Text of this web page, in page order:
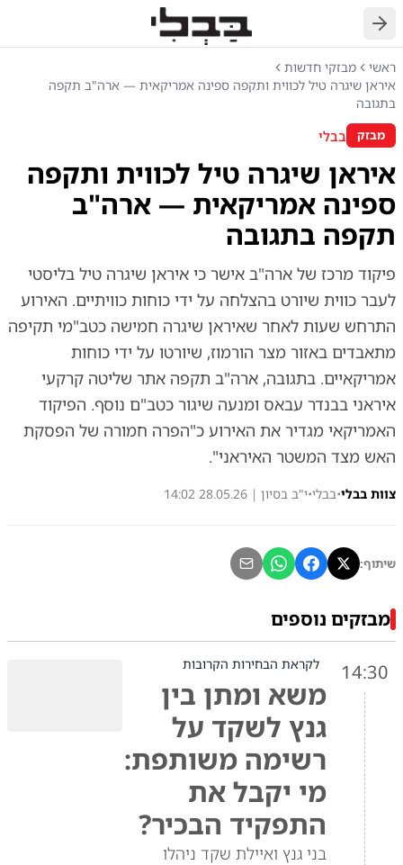
חזרה
ראשי
מבזקי חדשות
איראן שיגרה טיל לכווית ותקפה ספינה אמריקאית — ארה"ב תקפה
בתגובה
מבזק בבלי
איראן שיגרה טיל לכווית ותקפה
ספינה אמריקאית — ארה"ב
תקפה בתגובה
פיקוד מרכז של ארה"ב אישר כי איראן שיגרה טיל בליסטי
לעבר כווית שיורט בהצלחה על ידי כוחות כוויתיים. האירוע
התרחש שעות לאחר שאיראן שיגרה חמישה כטב"מי תקיפה
מתאבדים באזור מצר הורמוז, שיורטו על ידי כוחות
אמריקאיים. בתגובה, ארה"ב תקפה אתר שליטה קרקעי
איראני בבנדר עבאס ומנעה שיגור כטב"ם נוסף. הפיקוד
האמריקאי מגדיר את האירוע כ"הפרה חמורה של הפסקת
האש מצד המשטר האיראני".
צוות בבלי•בבלי•י"ב בסיון | 28.05.26 14:02
שיתוף:
מבזקים נוספים
14:30 לקראת הבחירות הקרובות
משא ומתן בין
גנץ לשקד על
רשימה משותפת:
מי יקבל את
התפקיד הבכיר?
בני גנץ ואיילת שקד ניהלו